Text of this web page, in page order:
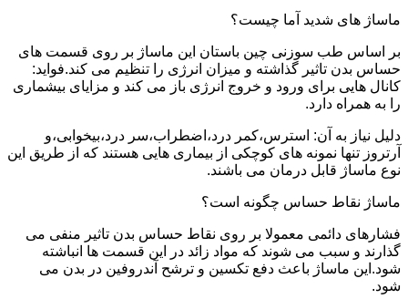
ماساژ های شدید آما چیست؟
بر اساس طب سوزنی چین باستان این ماساژ بر روی قسمت های
حساس بدن تاثیر گذاشته و میزان انرژی را تنظیم می کند.فواید:
کانال هایی برای ورود و خروج انرژی باز می کند و مزایای بیشماری
را به همراه دارد.
دلیل نیاز به آن: استرس،کمر درد،اضطراب،سر درد،بیخوابی،و
آرتروز تنها نمونه های کوچکی از بیماری هایی هستند که از طریق این
نوع ماساژ قابل درمان می باشند.
ماساژ نقاط حساس چگونه است؟
فشارهای دائمی معمولا بر روی نقاط حساس بدن تاثیر منفی می
گذارند و سبب می شوند که مواد زائد در این قسمت ها انباشته
شود.این ماساژ باعث دفع تکسین و ترشح آندروفین در بدن می
شود.